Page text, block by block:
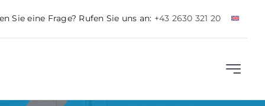
Sie eine Frage? Rufen Sie uns an: +43 2630 321 20